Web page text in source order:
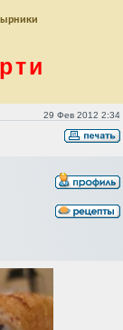
29 Фев 2012 2:34